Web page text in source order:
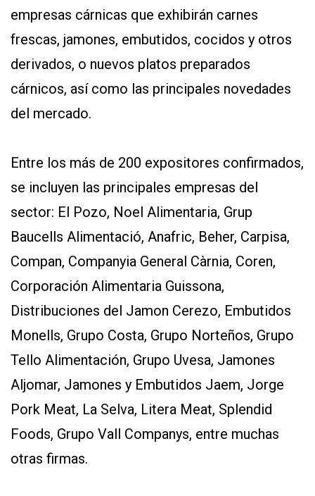
empresas cárnicas que exhibirán carnes
frescas, jamones, embutidos, cocidos y otros
derivados, o nuevos platos preparados
cárnicos, así como las principales novedades
del mercado.
Entre los más de 200 expositores confirmados,
se incluyen las principales empresas del
sector: El Pozo, Noel Alimentaria, Grup
Baucells Alimentació, Anafric, Beher, Carpisa,
Compan, Companyia General Càrnia, Coren,
Corporación Alimentaria Guissona,
Distribuciones del Jamon Cerezo, Embutidos
Monells, Grupo Costa, Grupo Norteños, Grupo
Tello Alimentación, Grupo Uvesa, Jamones
Aljomar, Jamones y Embutidos Jaem, Jorge
Pork Meat, La Selva, Litera Meat, Splendid
Foods, Grupo Vall Companys, entre muchas
otras firmas.